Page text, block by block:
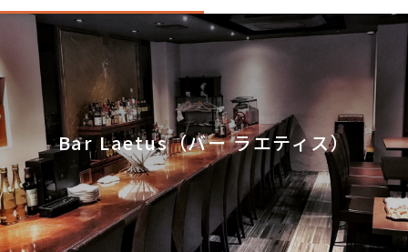
Bar Laetus（バー ラエティス）